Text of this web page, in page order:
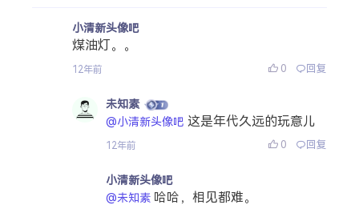
小清新头像吧
煤油灯。。
12年前 0 回复
未知素
@小清新头像吧 这是年代久远的玩意儿
12年前 0 回复
小清新头像吧
@未知素 哈哈，相见都难。